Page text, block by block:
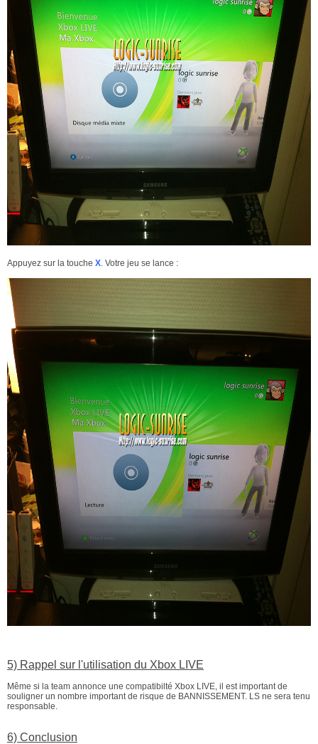
Appuyez sur la touche X. Votre jeu se lance :
5) Rappel sur l'utilisation du Xbox LIVE
Même si la team annonce une compatibilté Xbox LIVE, il est important de
souligner un nombre important de risque de BANNISSEMENT. LS ne sera tenu
responsable.
6) Conclusion